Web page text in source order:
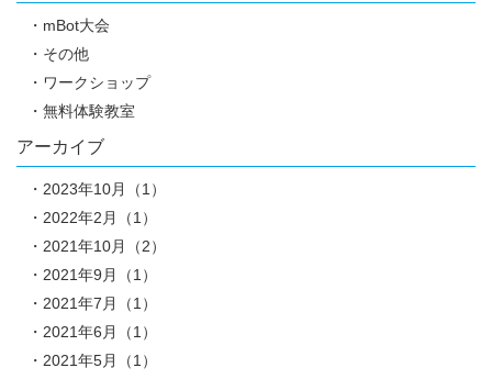
mBot大会
その他
ワークショップ
無料体験教室
アーカイブ
2023年10月（1）
2022年2月（1）
2021年10月（2）
2021年9月（1）
2021年7月（1）
2021年6月（1）
2021年5月（1）